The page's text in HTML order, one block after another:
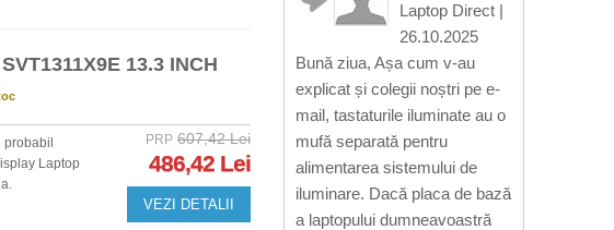
13.3 INCH
Laptop
PRP 607,42 Lei
486,42 Lei
VEZI DETALII
Laptop Direct |
26.10.2025
Bună ziua, Așa cum v-au
explicat și colegii noștri pe e-
mail, tastaturile iluminate au o
mufă separată pentru
alimentarea sistemului de
iluminare. Dacă placa de bază
a laptopului dumneavoastră